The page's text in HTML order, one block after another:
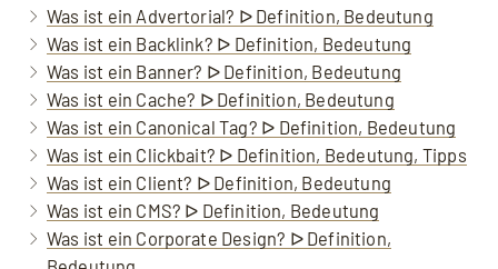
Was ist ein Advertorial? ᐅ Definition, Bedeutung
Was ist ein Backlink? ᐅ Definition, Bedeutung
Was ist ein Banner? ᐅ Definition, Bedeutung
Was ist ein Cache? ᐅ Definition, Bedeutung
Was ist ein Canonical Tag? ᐅ Definition, Bedeutung
Was ist ein Clickbait? ᐅ Definition, Bedeutung, Tipps
Was ist ein Client? ᐅ Definition, Bedeutung
Was ist ein CMS? ᐅ Definition, Bedeutung
Was ist ein Corporate Design? ᐅ Definition,